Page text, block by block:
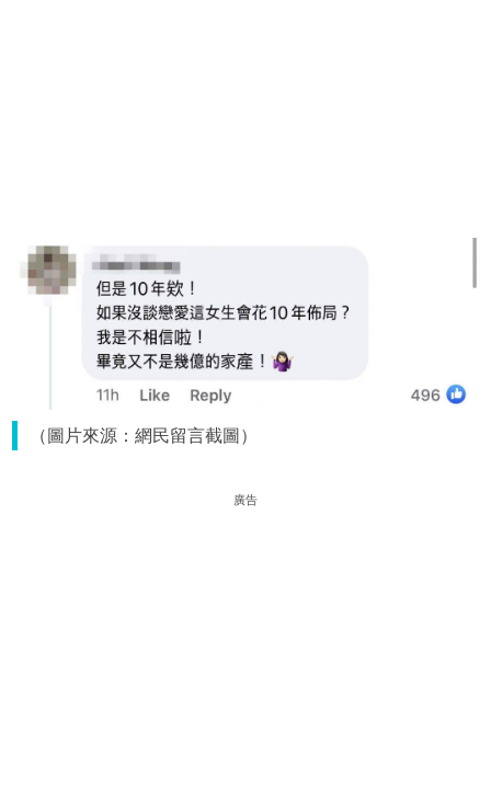
（圖片來源：網民留言截圖）
廣告